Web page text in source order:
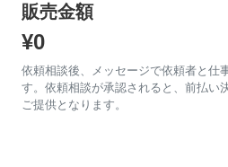
販売金額
¥0
依頼相談後、メッセージで依頼者と仕
す。依頼相談が承認されると、前払
ご提供となります。